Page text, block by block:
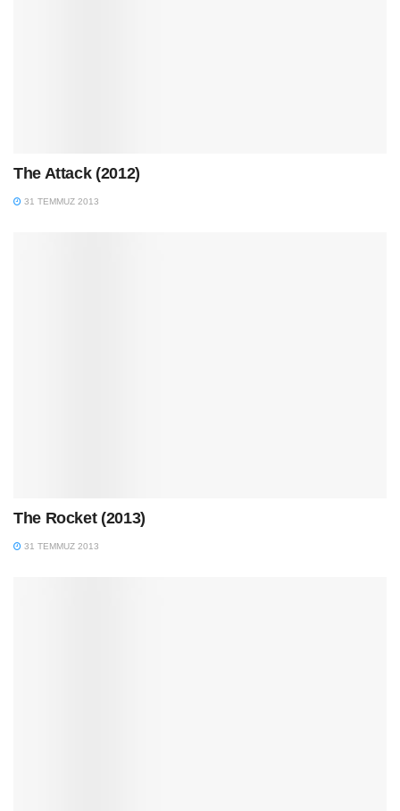
The Attack (2012)
31 TEMMUZ 2013
The Rocket (2013)
31 TEMMUZ 2013